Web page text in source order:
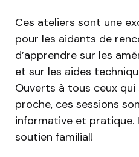
Ces ateliers sont une
pour les aidants de
d’apprendre sur les
et sur les aides
Ouverts à tous ceux qui
proche, ces sessions
informative et pratique.
soutien familial!